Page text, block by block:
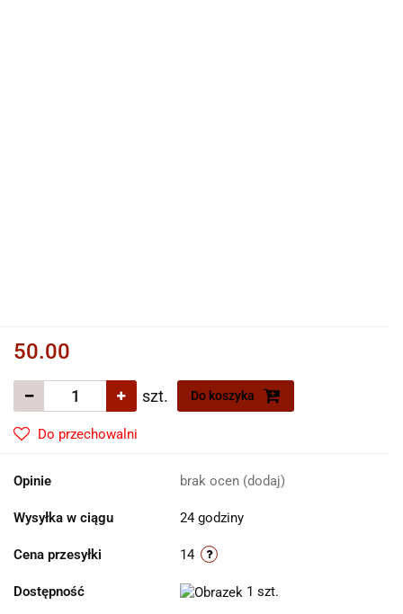
50.00
szt. Do koszyka
Do przechowalni
Opinie brak ocen (dodaj)
Wysyłka w ciągu 24 godziny
Cena przesyłki 14
Dostępność 1 szt.